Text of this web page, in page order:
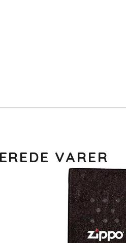
VARER